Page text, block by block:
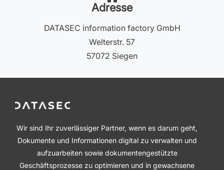
Adresse
DATASEC information factory GmbH
Welterstr. 57
57072 Siegen
Wir sind Ihr zuverlässiger Partner, wenn es darum geht,
Dokumente und Informationen digital zu verwalten und
aufzuarbeiten sowie dokumentengestützte
Geschäftsprozesse zu optimieren und in gewachsene